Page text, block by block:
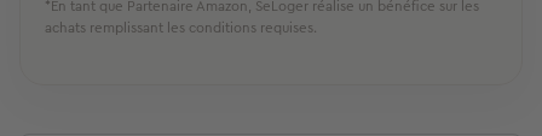
*En tant que Partenaire Amazon, SeLoger réalise un bénéfice sur les
achats remplissant les conditions requises.